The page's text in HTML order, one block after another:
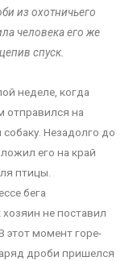
из охотничьего
человека его же
спуск.
неделе, когда
отправился на
Незадолго до
его на край
птицы.
бега
хозяин не поставил
этот момент горе-
дроби пришелся